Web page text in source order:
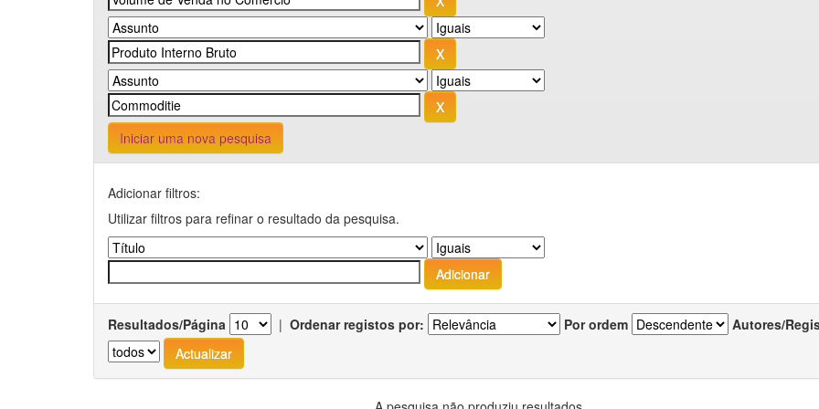
Iniciar uma nova pesquisa
Adicionar filtros:
Utilizar filtros para refinar o resultado da pesquisa.
Resultados/Página | Ordenar registos por: Por ordem Autores/